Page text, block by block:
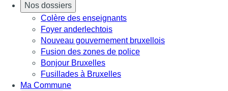
Nos dossiers
Colère des enseignants
Foyer anderlechtois
Nouveau gouvernement bruxellois
Fusion des zones de police
Bonjour Bruxelles
Fusillades à Bruxelles
Ma Commune